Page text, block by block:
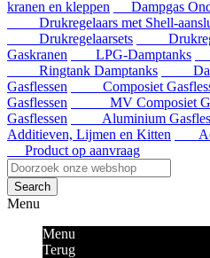
kranen en kleppen
Dampgas
Drukregelaars met Shell-
Drukregelaarsets
Gaskranen
LPG-Damptanks
Ringtank Damptanks
Gasflessen
Composiet
Gasflessen
MV Composiet
Gasflessen
Aluminium
Additieven, Lijmen en Kitten
Product op aanvraag
Search
Menu
Menu
Terug